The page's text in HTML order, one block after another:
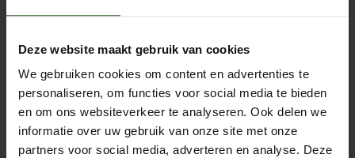
Deze website maakt gebruik van cookies
We gebruiken cookies om content en advertenties te
personaliseren, om functies voor social media te bieden
en om ons websiteverkeer te analyseren. Ook delen we
informatie over uw gebruik van onze site met onze
partners voor social media, adverteren en analyse. Deze
oude culturen al bekend was. Bij de massages zet ik
handen als je het (nog) lastig vindt om aangeraakt te
Ik ben sensitief en houd zoveel mogelijk rekening met
jouw persoonlijke wensen.